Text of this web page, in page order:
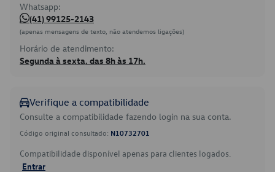
Whatsapp:
(41) 99125-2143
(apenas mensagens de texto, não atendemos ligações)
Horário de atendimento:
Segunda à sexta, das 8h às 17h.
Verifique a compatibilidade
Consulte a compatibilidade fazendo login na sua conta.
Código original consultado: N10732701
Compatibilidade disponível apenas para clientes logados.
Entrar